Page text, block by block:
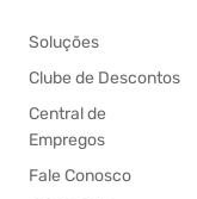
Soluções
Clube de Descontos
Central de
Empregos
Fale Conosco